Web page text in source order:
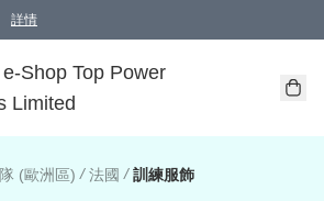
詳情
Shop Top Power
Limited
(歐洲區) / 法國 / 訓練服飾